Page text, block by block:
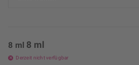
8 ml 8 ml
Derzeit nicht verfügbar